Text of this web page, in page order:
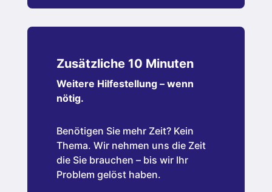
Zusätzliche 10 Minuten
Weitere Hilfestellung – wenn
nötig.
Benötigen Sie mehr Zeit? Kein
Thema. Wir nehmen uns die Zeit
die Sie brauchen – bis wir Ihr
Problem gelöst haben.